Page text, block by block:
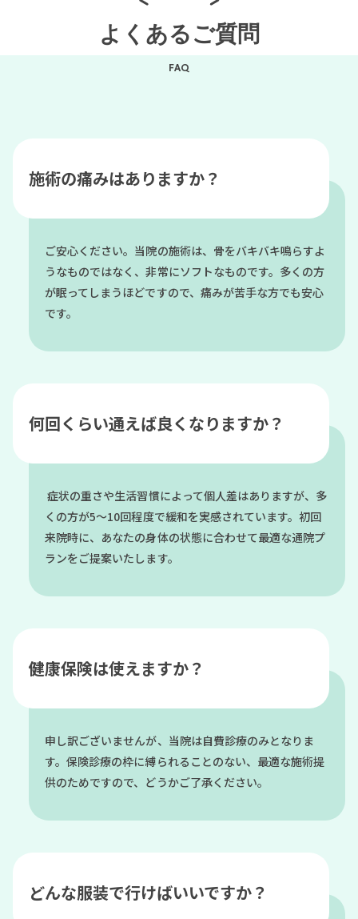
よくあるご質問
FAQ
施術の痛みはありますか？
ご安心ください。当院の施術は、骨をバキバキ鳴らすよ
うなものではなく、非常にソフトなものです。多くの方
が眠ってしまうほどですので、痛みが苦手な方でも安心
です。
何回くらい通えば良くなりますか？
症状の重さや生活習慣によって個人差はありますが、多
くの方が5〜10回程度で緩和を実感されています。初回
来院時に、あなたの身体の状態に合わせて最適な通院プ
ランをご提案いたします。
健康保険は使えますか？
申し訳ございませんが、当院は自費診療のみとなりま
す。保険診療の枠に縛られることのない、最適な施術提
供のためですので、どうかご了承ください。
どんな服装で行けばいいですか？